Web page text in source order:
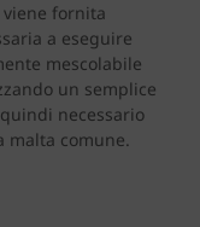
viene fornita
a eseguire
mescolabile
un semplice
necessario
malta comune.